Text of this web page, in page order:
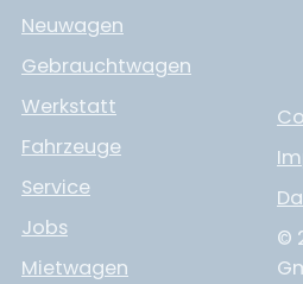
Neuwagen
Gebrauchtwagen
Werkstatt
Fahrzeuge
Service
Jobs
Mietwagen
©